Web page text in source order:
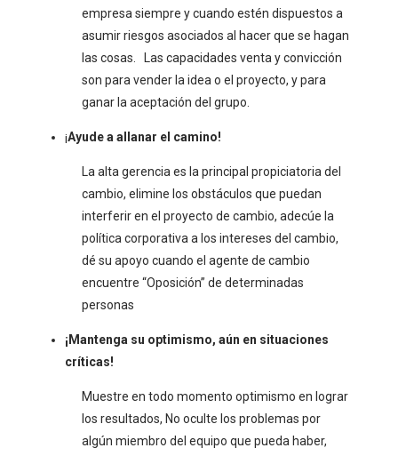
empresa siempre y cuando estén dispuestos a
asumir riesgos asociados al hacer que se hagan
las cosas. Las capacidades venta y convicción
son para vender la idea o el proyecto, y para
ganar la aceptación del grupo.
¡Ayude a allanar el camino!
La alta gerencia es la principal propiciatoria del
cambio, elimine los obstáculos que puedan
interferir en el proyecto de cambio, adecúe la
política corporativa a los intereses del cambio,
dé su apoyo cuando el agente de cambio
encuentre “Oposición” de determinadas
personas
¡Mantenga su optimismo, aún en situaciones
críticas!
Muestre en todo momento optimismo en lograr
los resultados, No oculte los problemas por
algún miembro del equipo que pueda haber,